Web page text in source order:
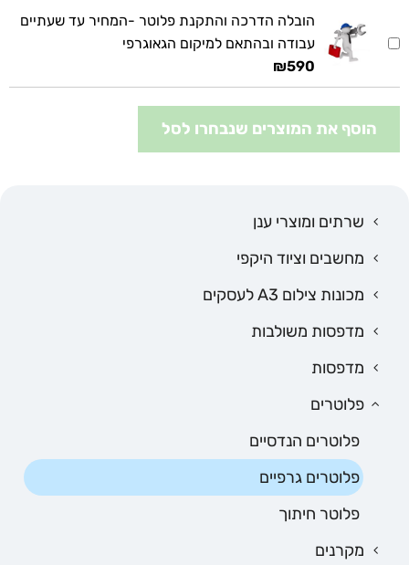
שרתים ומוצרי ענן
מחשבים וציוד היקפי
מכונות צילום A3 לעסקים
מדפסות משולבות
מדפסות
פלוטרים
פלוטרים הנדסיים
פלוטרים גרפיים
פלוטר חיתוך
מקרנים
הובלה הדרכה והתקנת פלוטר -המחיר עד שעתיים
עבודה ובהתאם למיקום הגאוגרפי
₪590
הוסף את המוצרים שנבחרו לסל